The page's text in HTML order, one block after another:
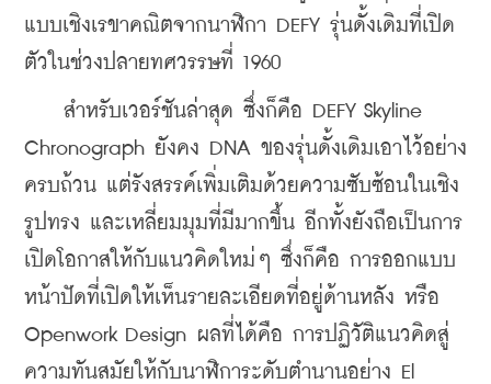
แบบเชิงเรขาคณิตจากนาฬิกา DEFY รุ่นดั้งเดิมที่เปิด
ตัวในช่วงปลายทศวรรษที่ 1960
สำหรับเวอร์ชันล่าสุด ซึ่งก็คือ DEFY Skyline
Chronograph ยังคง DNA ของรุ่นดั้งเดิมเอาไว้อย่าง
ครบถ้วน แต่รังสรรค์เพิ่มเติมด้วยความซับซ้อนในเชิง
รูปทรง และเหลี่ยมมุมที่มีมากขึ้น อีกทั้งยังถือเป็นการ
เปิดโอกาสให้กับแนวคิดใหม่ๆ ซึ่งก็คือ การออกแบบ
หน้าปัดที่เปิดให้เห็นรายละเอียดที่อยู่ด้านหลัง หรือ
Openwork Design ผลที่ได้คือ การปฏิวัติแนวคิดสู่
ความทันสมัยให้กับนาฬิการะดับตำนานอย่าง El